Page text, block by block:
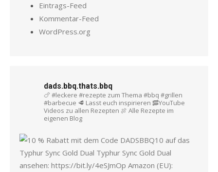
Eintrags-Feed
Kommentar-Feed
WordPress.org
dads.bbq.thats.bbq
🍗 #leckere #rezepte zum Thema #bbq #grillen
#barbecue 🥩 Lasst euch inspirieren 🥓YouTube
Videos zu allen Rezepten 🍖 Alle Rezepte im
eigenen Blog